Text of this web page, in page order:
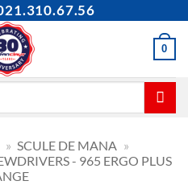
0
» SCULE DE MANA »
- 965 ERGO PLUS